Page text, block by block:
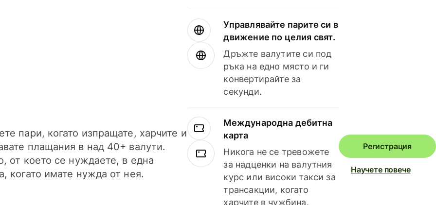
пари, когато изпращате, харчите и
плащания в над 40+ валути.
от което се нуждаете, в една
когато имате нужда от нея.
Управлявайте парите си в
движение по целия свят.
Дръжте валутите си под
ръка на едно място и ги
конвертирайте за
секунди.
Международна дебитна
карта
Никога не се тревожете
за надценки на валутния
курс или високи такси за
трансакции, когато
харчите в чужбина.
Регистрация
Научете повече